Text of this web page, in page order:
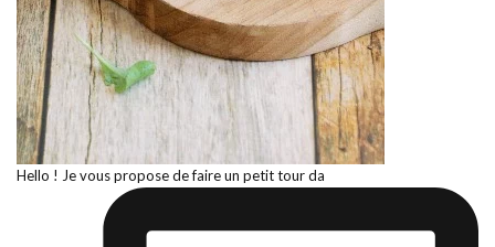
Hello ! Je vous propose de faire un petit tour da